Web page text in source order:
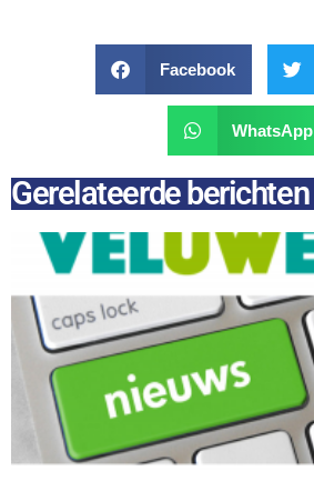
Facebook
WhatsApp
Gerelateerde berichten